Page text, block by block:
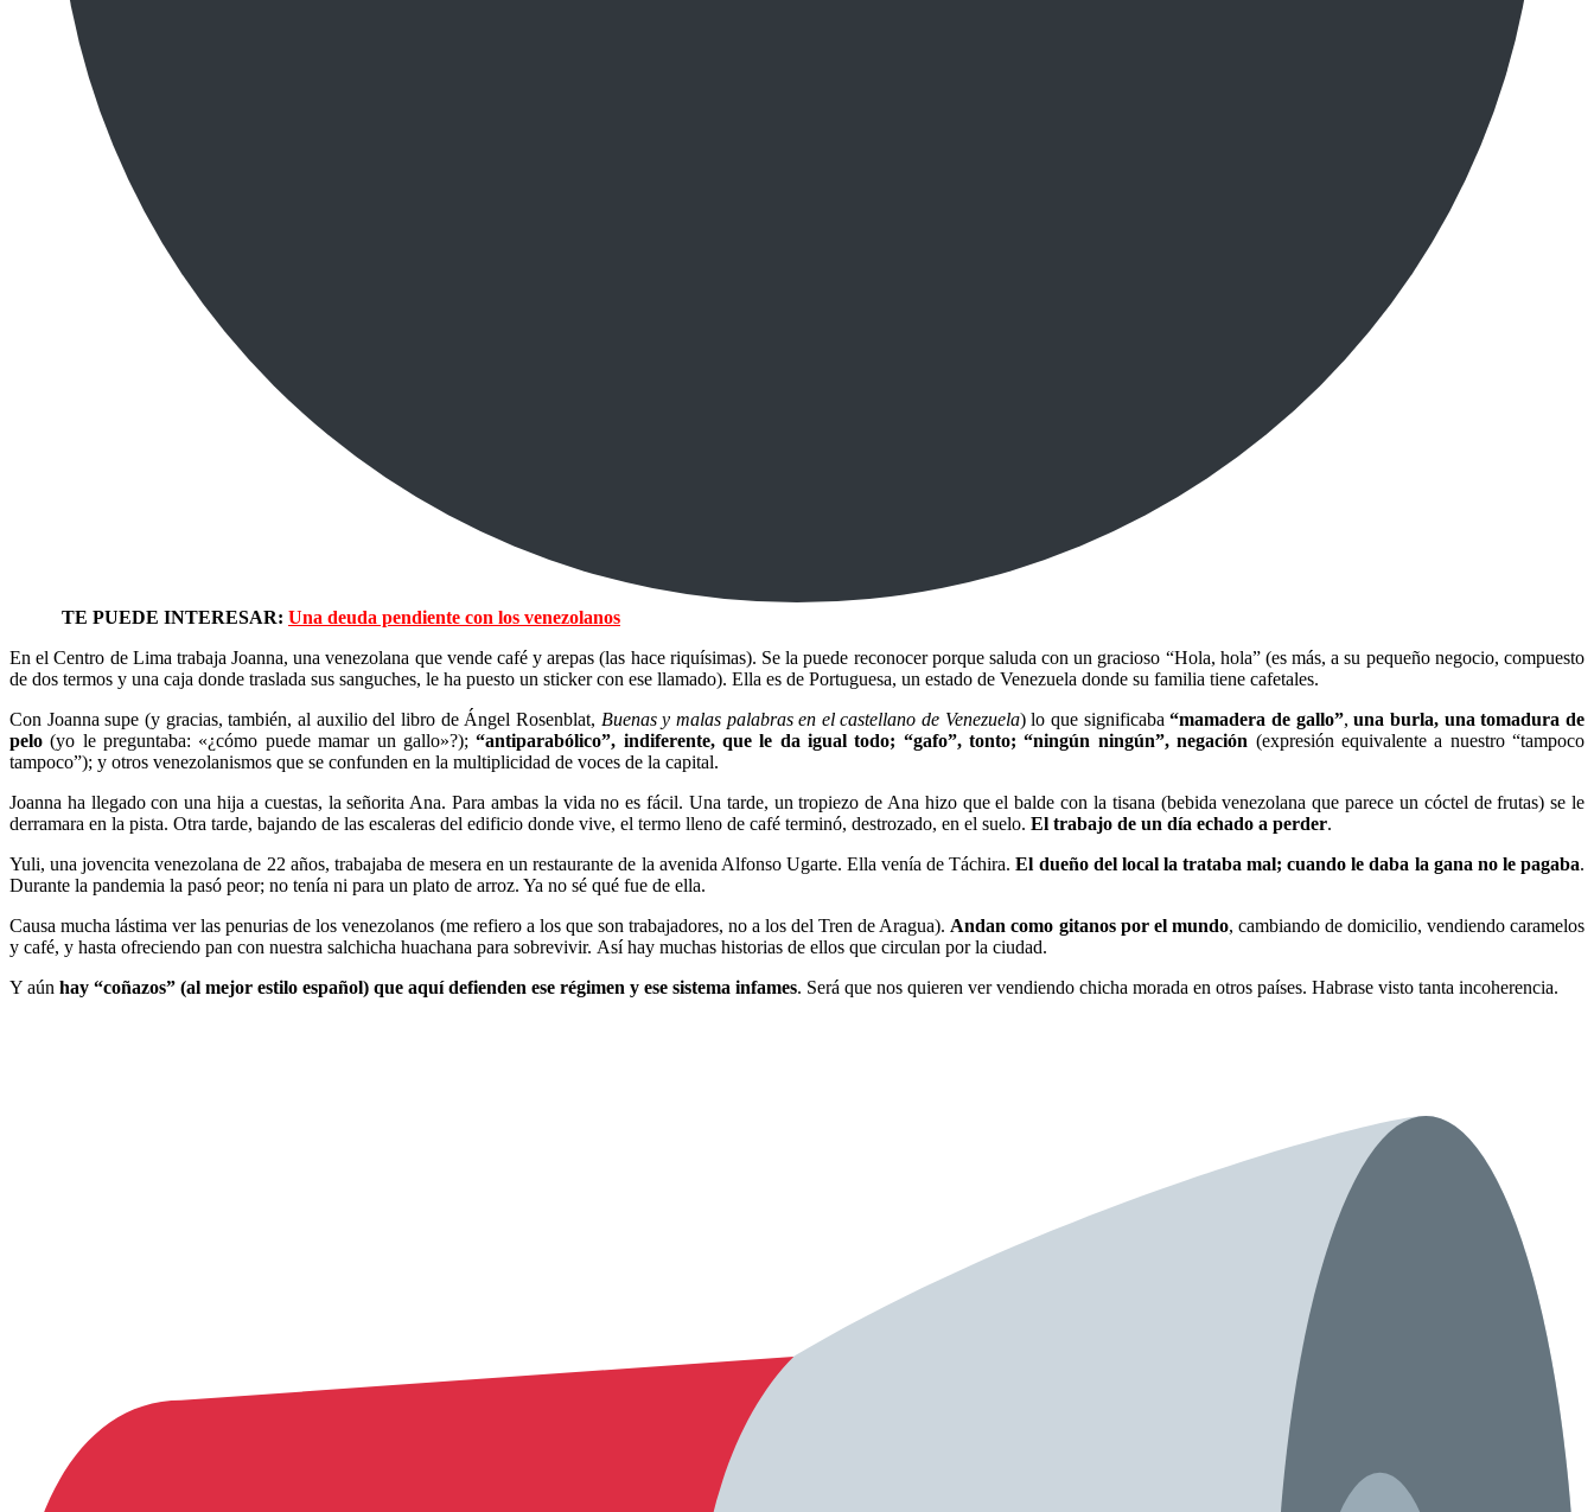
TE PUEDE INTERESAR: Una deuda pendiente con los venezolanos
En el Centro de Lima trabaja Joanna, una venezolana que vende café y arepas (las hace riquísimas). Se la puede reconocer porque saluda con un gracioso “Hola, hola” (es más, a su pequeño negocio, compuesto
de dos termos y una caja donde traslada sus sanguches, le ha puesto un sticker con ese llamado). Ella es de Portuguesa, un estado de Venezuela donde su familia tiene cafetales.
Con Joanna supe (y gracias, también, al auxilio del libro de Ángel Rosenblat, Buenas y malas palabras en el castellano de Venezuela) lo que significaba “mamadera de gallo”,una burla, una tomadura de
pelo (yo le preguntaba: «¿cómo puede mamar un gallo»?);“antiparabólico”, indiferente, que le da igual todo; “gafo”, tonto; “ningún ningún”, negación (expresión equivalente a nuestro “tampoco
tampoco”); y otros venezolanismos que se confunden en la multiplicidad de voces de la capital.
Joanna ha llegado con una hija a cuestas, la señorita Ana. Para ambas la vida no es fácil. Una tarde, un tropiezo de Ana hizo que el balde con la tisana (bebida venezolana que parece un cóctel de frutas) se le
derramara en la pista. Otra tarde, bajando de las escaleras del edificio donde vive, el termo lleno de café terminó, destrozado, en el suelo. El trabajo de un día echado a perder.
Yuli, una jovencita venezolana de 22 años, trabajaba de mesera en un restaurante de la avenida Alfonso Ugarte. Ella venía de Táchira.El dueño del local la trataba mal; cuando le daba la gana no le pagaba.
Durante la pandemia la pasó peor; no tenía ni para un plato de arroz. Ya no sé qué fue de ella.
Causa mucha lástima ver las penurias de los venezolanos (me refiero a los que son trabajadores, no a los del Tren de Aragua). Andan como gitanos por el mundo, cambiando de domicilio, vendiendo caramelos
y café, y hasta ofreciendo pan con nuestra salchicha huachana para sobrevivir. Así hay muchas historias de ellos que circulan por la ciudad.
Y aún hay “coñazos” (al mejor estilo español) que aquí defienden ese régimen y ese sistema infames. Será que nos quieren ver vendiendo chicha morada en otros países. Habrase visto tanta incoherencia.